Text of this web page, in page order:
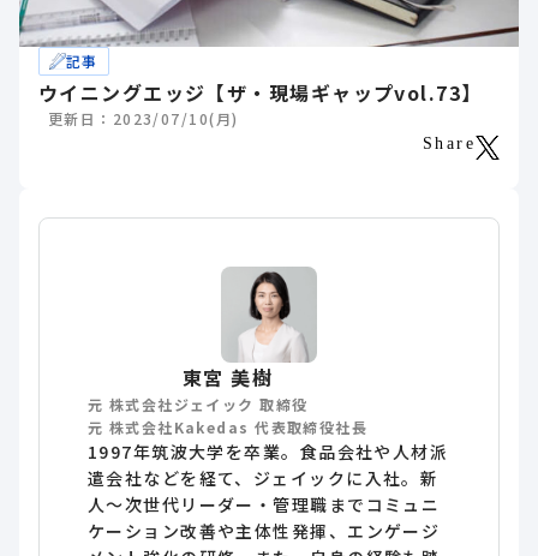
記事
ウイニングエッジ【ザ・現場ギャップvol.73】
更新日：2023/07/10(月)
Share
東宮 美樹
元 株式会社ジェイック 取締役
元 株式会社Kakedas 代表取締役社長
1997年筑波大学を卒業。食品会社や人材派
遣会社などを経て、ジェイックに入社。新
人～次世代リーダー・管理職までコミュニ
ケーション改善や主体性発揮、エンゲージ